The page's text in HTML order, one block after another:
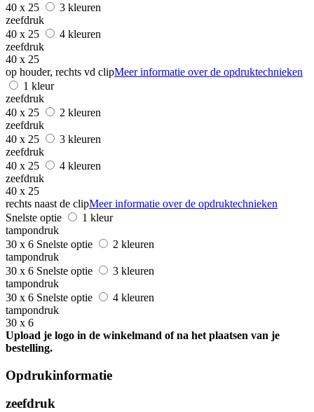
40 x 25
3 kleuren
zeefdruk
40 x 25
4 kleuren
zeefdruk
40 x 25
op houder, rechts vd clipMeer informatie over de opdruktechnieken
1 kleur
zeefdruk
40 x 25
2 kleuren
zeefdruk
40 x 25
3 kleuren
zeefdruk
40 x 25
4 kleuren
zeefdruk
40 x 25
rechts naast de clipMeer informatie over de opdruktechnieken
Snelste optie
1 kleur
tampondruk
30 x 6 Snelste optie
2 kleuren
tampondruk
30 x 6 Snelste optie
3 kleuren
tampondruk
30 x 6 Snelste optie
4 kleuren
tampondruk
30 x 6
Upload je logo in de winkelmand of na het plaatsen van je
bestelling.
Opdrukinformatie
zeefdruk